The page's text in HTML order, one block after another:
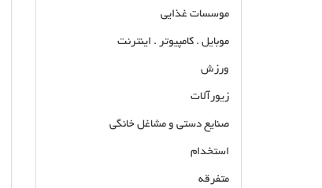
موسسات غذایی
موبایل . کامپیوتر . اینترنت
ورزش
زیورآلات
صنایع دستی و مشاغل خانگی
استخدام
متفرقه